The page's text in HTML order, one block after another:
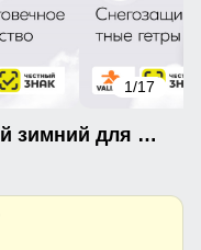
1/17
Комбинезон подростковый зимний для мальчика синего цвета 9401S